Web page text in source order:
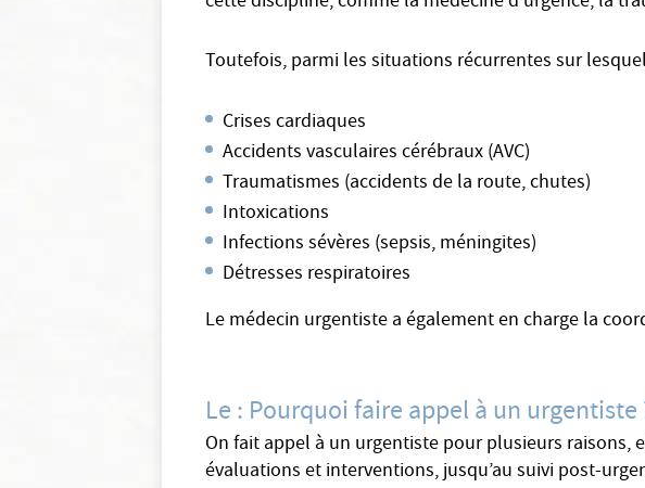
Toutefois, parmi les situations récurrentes sur
Crises cardiaques
Accidents vasculaires cérébraux (AVC)
Traumatismes (accidents de la route, chutes)
Intoxications
Infections sévères (sepsis, méningites)
Détresses respiratoires
Le médecin urgentiste a également en charge la
Le : Pourquoi faire appel à un urgentiste
On fait appel à un urgentiste pour plusieurs raisons,
évaluations et interventions, jusqu’au suivi post-